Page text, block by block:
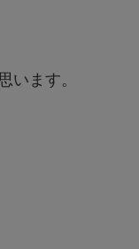
います。